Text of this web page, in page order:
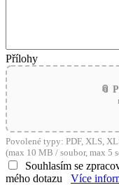
Přílohy
📎
Povolené typy: PDF, XLS,
(max 10 MB / soubor, max 5
Souhlasím se
mého dotazu
Více